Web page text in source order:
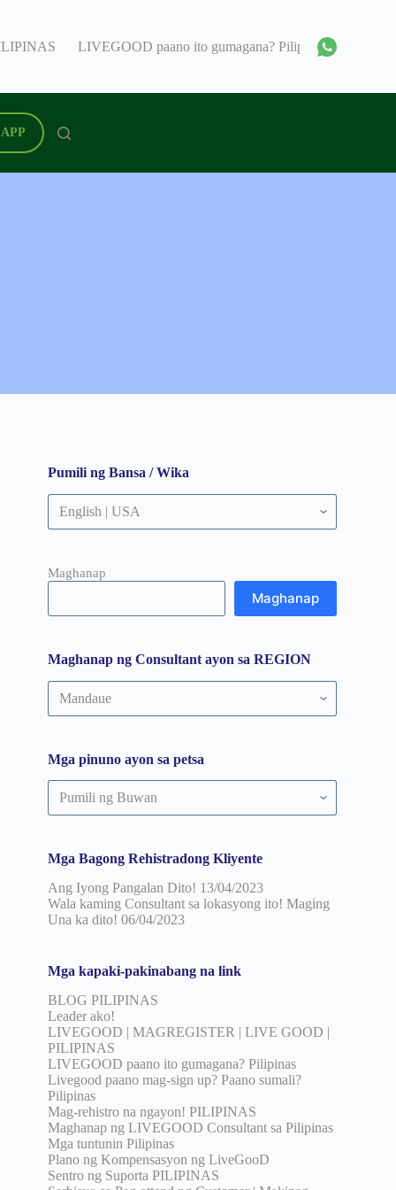
LIVEGOOD paano ito gumagana? Pilipinas
Pumili ng Bansa / Wika
Maghanap
Maghanap
Maghanap ng Consultant ayon sa REGION
Maghanap
ng
Consultant
REGION
Mga pinuno ayon sa petsa
Mga
pinuno
ayon
Mga Bagong Rehistradong Kliyente
Ang Iyong Pangalan Dito! 13/04/2023
Wala kaming Consultant sa lokasyong ito! Maging
Una ka dito! 06/04/2023
Mga kapaki-pakinabang na link
BLOG PILIPINAS
Leader ako!
LIVEGOOD | MAGREGISTER | LIVE GOOD |
PILIPINAS
LIVEGOOD paano ito gumagana? Pilipinas
Livegood paano mag-sign up? Paano sumali?
Pilipinas
Mag-rehistro na ngayon! PILIPINAS
Maghanap ng LIVEGOOD Consultant sa Pilipinas
Mga tuntunin Pilipinas
Plano ng Kompensasyon ng LiveGooD
Sentro ng Suporta PILIPINAS